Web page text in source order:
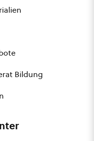
Bildung